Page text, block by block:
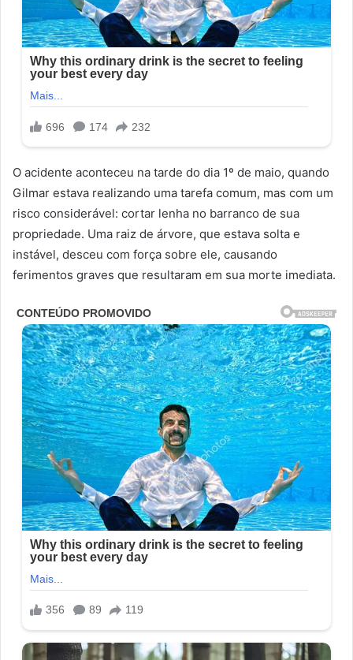
O acidente aconteceu na tarde do dia 1º de maio, quando
Gilmar estava realizando uma tarefa comum, mas com um
risco considerável: cortar lenha no barranco de sua
propriedade. Uma raiz de árvore, que estava solta e
instável, desceu com força sobre ele, causando
ferimentos graves que resultaram em sua morte imediata.